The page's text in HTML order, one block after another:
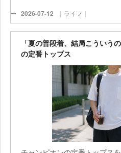
2026-07-12 ｜ライフ｜
「夏の普段着、結局こういう
の定番トップス